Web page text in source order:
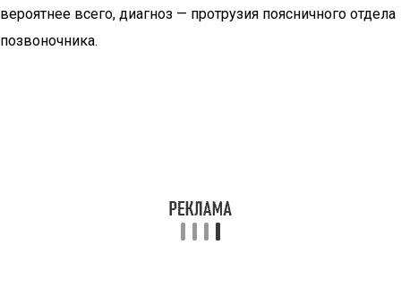
вероятнее всего, диагноз — протрузия поясничного отдела
позвоночника.